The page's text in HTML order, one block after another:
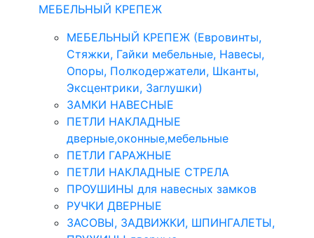
МЕБЕЛЬНЫЙ КРЕПЕЖ
МЕБЕЛЬНЫЙ КРЕПЕЖ (Евровинты,
Стяжки, Гайки мебельные, Навесы,
Опоры, Полкодержатели, Шканты,
Эксцентрики, Заглушки)
ЗАМКИ НАВЕСНЫЕ
ПЕТЛИ НАКЛАДНЫЕ
дверные,оконные,мебельные
ПЕТЛИ ГАРАЖНЫЕ
ПЕТЛИ НАКЛАДНЫЕ СТРЕЛА
ПРОУШИНЫ для навесных замков
РУЧКИ ДВЕРНЫЕ
ЗАСОВЫ, ЗАДВИЖКИ, ШПИНГАЛЕТЫ,